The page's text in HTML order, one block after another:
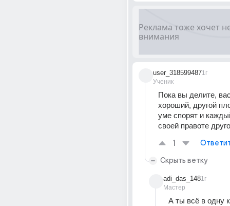
user_318599487
Ученик
1г
Пока вы делите,
хороший, другой
уме спорят и
своей правоте
1
Скрыть ветку
adi_das_148
Мастер
1г
А ты всё в одну